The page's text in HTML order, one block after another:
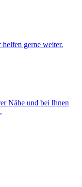
gerne weiter.
Nähe und bei Ihnen